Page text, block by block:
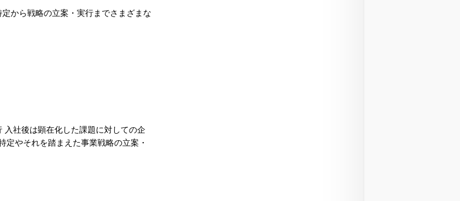
から戦略の立案・実行までさまざまな
入社後は顕在化した課題に対しての企
やそれを踏まえた事業戦略の立案・